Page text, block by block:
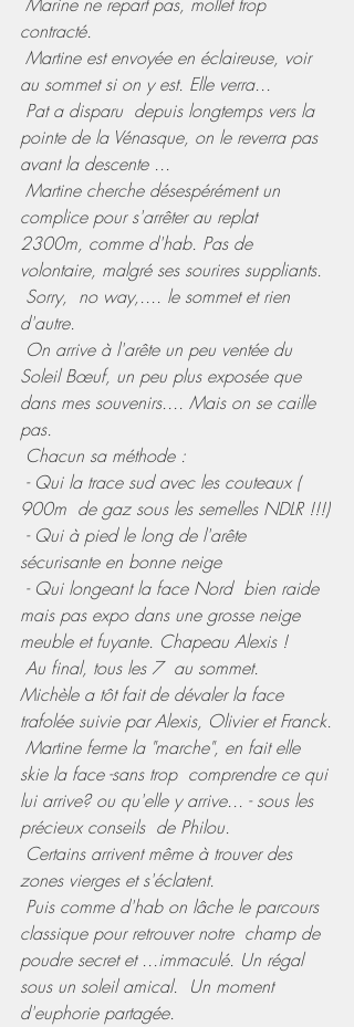
contracté.
au sommet si on y est. Elle verra...
pointe de la Vénasque, on le reverra pas
avant la descente ...
complice pour s'arrêter au replat
2300m, comme d'hab. Pas de
volontaire, malgré ses sourires suppliants.
d'autre.
Soleil Bœuf, un peu plus exposée que
dans mes souvenirs.... Mais on se caille
pas.
Chacun sa méthode :
900m  de gaz sous les semelles NDLR !!!)
sécurisante en bonne neige
mais pas expo dans une grosse neige
meuble et fuyante. Chapeau Alexis !
Au final, tous les 7  au sommet.
Michèle a tôt fait de dévaler la face
trafolée suivie par Alexis, Olivier et Franck.
skie la face -sans trop  comprendre ce qui
lui arrive? ou qu'elle y arrive... - sous les
précieux conseils  de Philou.
zones vierges et s'éclatent.
classique pour retrouver notre  champ de
poudre secret et ...immaculé. Un régal
sous un soleil amical.  Un moment
d'euphorie partagée.